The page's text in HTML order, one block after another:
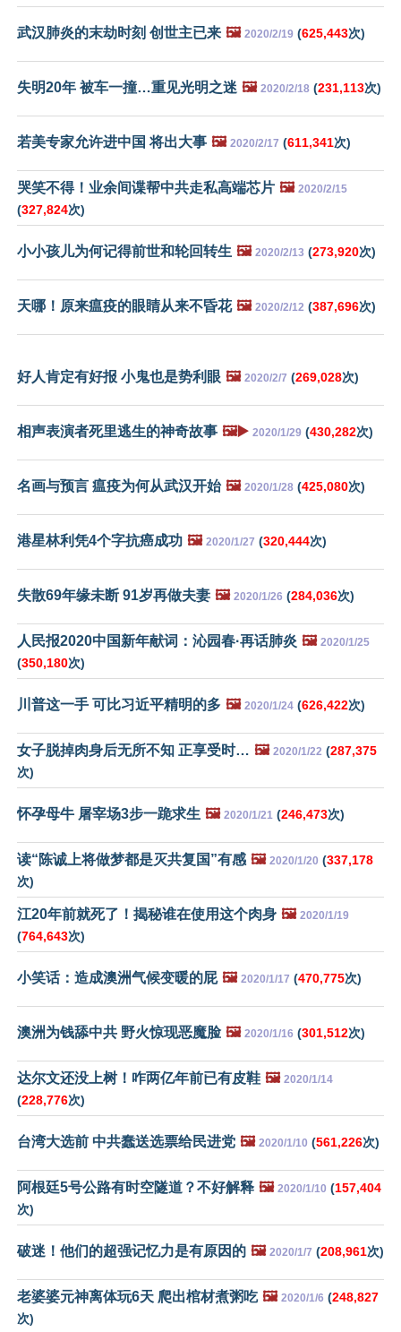
武汉肺炎的末劫时刻 创世主已来 🖼️ 2020/2/19 (625,443次)
失明20年 被车一撞…重见光明之迷 🖼️ 2020/2/18 (231,113次)
若美专家允许进中国 将出大事 🖼️ 2020/2/17 (611,341次)
哭笑不得！业余间谍帮中共走私高端芯片 🖼️ 2020/2/15
(327,824次)
小小孩儿为何记得前世和轮回转生 🖼️ 2020/2/13 (273,920次)
天哪！原来瘟疫的眼睛从来不昏花 🖼️ 2020/2/12 (387,696次)
好人肯定有好报 小鬼也是势利眼 🖼️ 2020/2/7 (269,028次)
相声表演者死里逃生的神奇故事 🖼️▶️ 2020/1/29 (430,282次)
名画与预言 瘟疫为何从武汉开始 🖼️ 2020/1/28 (425,080次)
港星林利凭4个字抗癌成功 🖼️ 2020/1/27 (320,444次)
失散69年缘未断 91岁再做夫妻 🖼️ 2020/1/26 (284,036次)
人民报2020中国新年献词：沁园春·再话肺炎 🖼️ 2020/1/25
(350,180次)
川普这一手 可比习近平精明的多 🖼️ 2020/1/24 (626,422次)
女子脱掉肉身后无所不知 正享受时… 🖼️ 2020/1/22 (287,375
次)
怀孕母牛 屠宰场3步一跪求生 🖼️ 2020/1/21 (246,473次)
读“陈诚上将做梦都是灭共复国”有感 🖼️ 2020/1/20 (337,178
次)
江20年前就死了！揭秘谁在使用这个肉身 🖼️ 2020/1/19
(764,643次)
小笑话：造成澳洲气候变暖的屁 🖼️ 2020/1/17 (470,775次)
澳洲为钱舔中共 野火惊现恶魔脸 🖼️ 2020/1/16 (301,512次)
达尔文还没上树！咋两亿年前已有皮鞋 🖼️ 2020/1/14
(228,776次)
台湾大选前 中共蠢送选票给民进党 🖼️ 2020/1/10 (561,226次)
阿根廷5号公路有时空隧道？不好解释 🖼️ 2020/1/10 (157,404
次)
破迷！他们的超强记忆力是有原因的 🖼️ 2020/1/7 (208,961次)
老婆婆元神离体玩6天 爬出棺材煮粥吃 🖼️ 2020/1/6 (248,827
次)